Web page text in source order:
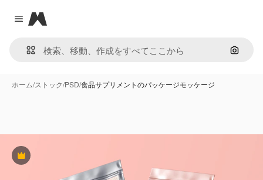
Close menu
Magnific
画像で
ホーム/ストック/PSD/食品サプリメントのパッケージモッケージ
Premium